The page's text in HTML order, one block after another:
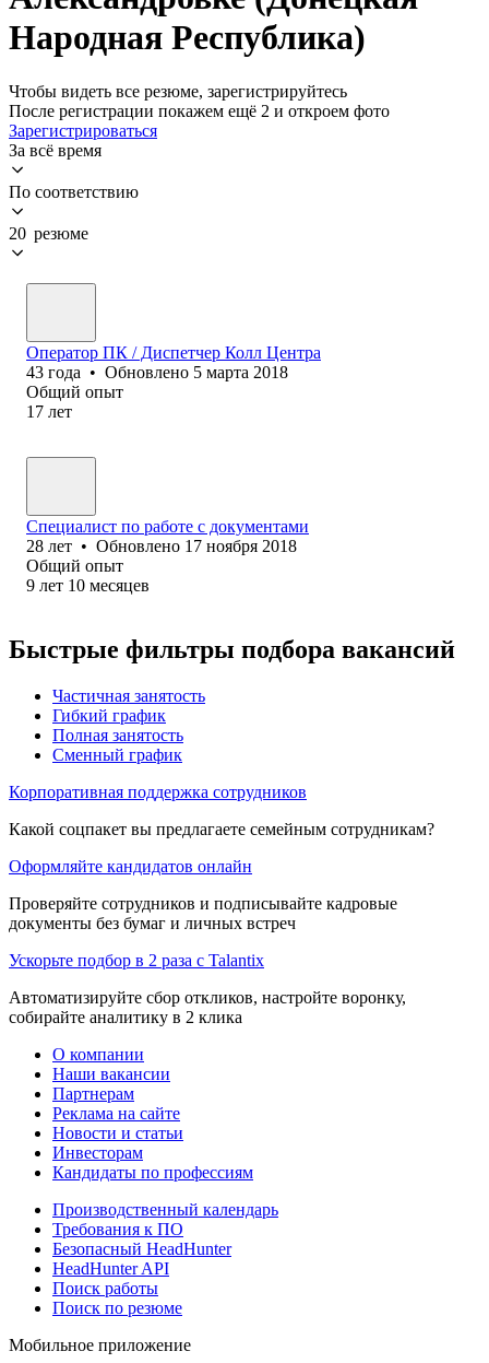
Народная Республика)
Чтобы видеть все резюме, зарегистрируйтесь
После регистрации покажем ещё 2 и откроем фото
Зарегистрироваться
За всё время
По соответствию
20 резюме
Оператор ПК / Диспетчер Колл Центра
43 года • Обновлено 5 марта 2018
Общий опыт
17 лет
Специалист по работе с документами
28 лет • Обновлено 17 ноября 2018
Общий опыт
9 лет 10 месяцев
Быстрые фильтры подбора вакансий
Частичная занятость
Гибкий график
Полная занятость
Сменный график
Корпоративная поддержка сотрудников
Какой соцпакет вы предлагаете семейным сотрудникам?
Оформляйте кандидатов онлайн
Проверяйте сотрудников и подписывайте кадровые
документы без бумаг и личных встреч
Ускорьте подбор в 2 раза с Talantix
Автоматизируйте сбор откликов, настройте воронку,
собирайте аналитику в 2 клика
О компании
Наши вакансии
Партнерам
Реклама на сайте
Новости и статьи
Инвесторам
Кандидаты по профессиям
Производственный календарь
Требования к ПО
Безопасный HeadHunter
HeadHunter API
Поиск работы
Поиск по резюме
Мобильное приложение